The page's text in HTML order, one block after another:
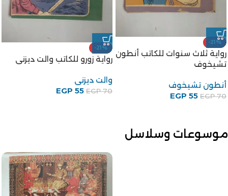
-21%
رواية ثلاث سنوات للكاتب أنطون
تشيخوف
أنطون تشيخوف
EGP70
EGP 55
-21%
رواية زورو للكاتب والت ديزنى
والت ديزنى
EGP70
EGP 55
موسوعات وسلاسل